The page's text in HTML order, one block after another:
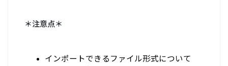
＊注意点＊
インポートできるファイル形式について